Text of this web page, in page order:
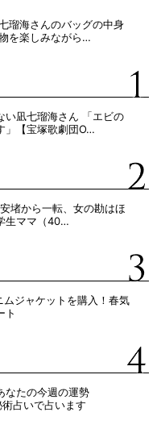
瑠海さんのバッグの中身
を楽しみながら…
い凪七瑠海さん 「エビの
」【宝塚歌劇団O…
堵から一転、女の勘はほ
生ママ（40…
ジャケットを購入！春気
ト
なたの今週の運勢
占いで占います